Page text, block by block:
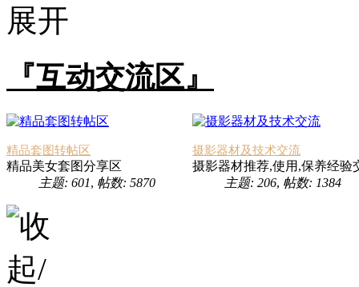
『互动交流区』
精品套图转帖区
精品美女套图分享区
主题: 601, 帖数: 5870
摄影器材及技术交流
摄影器材推荐,使用,保养经验
主题: 206, 帖数: 1384